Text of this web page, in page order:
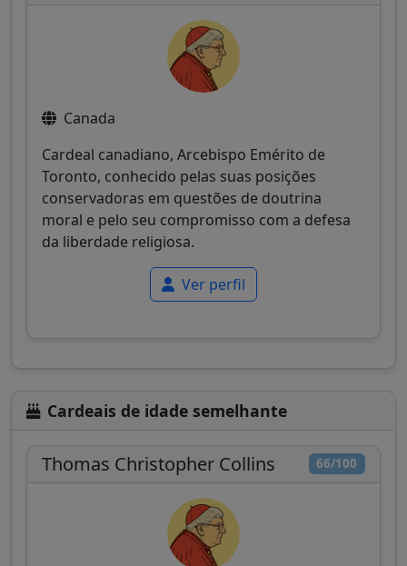
Canada
Cardeal canadiano, Arcebispo Emérito de
Toronto, conhecido pelas suas posições
conservadoras em questões de doutrina
moral e pelo seu compromisso com a defesa
da liberdade religiosa.
Ver perfil
Cardeais de idade semelhante
66/100
Thomas Christopher Collins